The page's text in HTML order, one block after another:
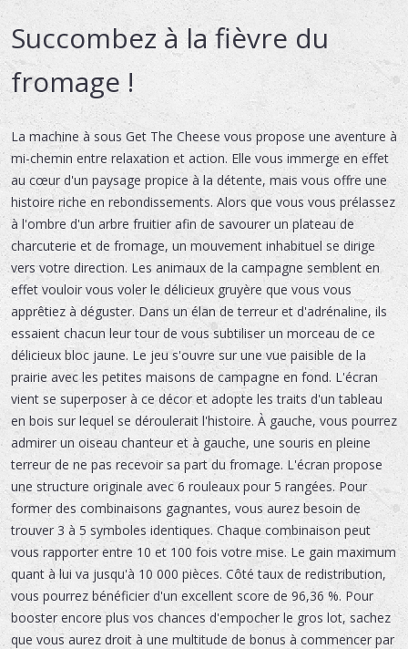
Succombez à la fièvre du
fromage !
La machine à sous Get The Cheese vous propose une aventure à
mi-chemin entre relaxation et action. Elle vous immerge en effet
au cœur d'un paysage propice à la détente, mais vous offre une
histoire riche en rebondissements. Alors que vous vous prélassez
à l'ombre d'un arbre fruitier afin de savourer un plateau de
charcuterie et de fromage, un mouvement inhabituel se dirige
vers votre direction. Les animaux de la campagne semblent en
effet vouloir vous voler le délicieux gruyère que vous vous
apprêtiez à déguster. Dans un élan de terreur et d'adrénaline, ils
essaient chacun leur tour de vous subtiliser un morceau de ce
délicieux bloc jaune. Le jeu s'ouvre sur une vue paisible de la
prairie avec les petites maisons de campagne en fond. L'écran
vient se superposer à ce décor et adopte les traits d'un tableau
en bois sur lequel se déroulerait l'histoire. À gauche, vous pourrez
admirer un oiseau chanteur et à gauche, une souris en pleine
terreur de ne pas recevoir sa part du fromage. L'écran propose
une structure originale avec 6 rouleaux pour 5 rangées. Pour
former des combinaisons gagnantes, vous aurez besoin de
trouver 3 à 5 symboles identiques. Chaque combinaison peut
vous rapporter entre 10 et 100 fois votre mise. Le gain maximum
quant à lui va jusqu'à 10 000 pièces. Côté taux de redistribution,
vous pourrez bénéficier d'un excellent score de 96,36 %. Pour
booster encore plus vos chances d'empocher le gros lot, sachez
que vous aurez droit à une multitude de bonus à commencer par